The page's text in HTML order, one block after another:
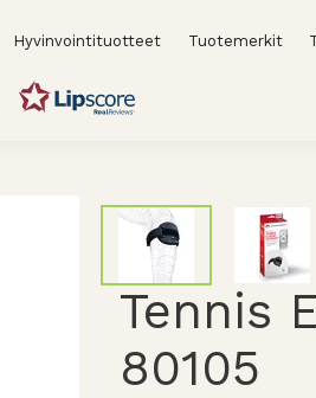
Hyvinvointituotteet Tuotemerkit
Tennis
80105